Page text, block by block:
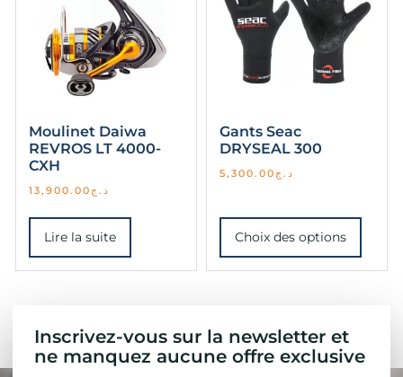
Moulinet Daiwa
REVROS LT 4000-
CXH
د.ج 13,900.00
Lire la suite
Gants Seac
DRYSEAL 300
د.ج 5,300.00
Choix des options
Inscrivez-vous sur la newsletter et
ne manquez aucune offre exclusive